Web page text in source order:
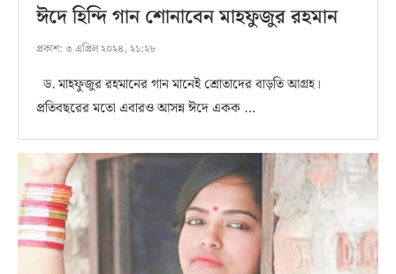
ঈদে হিন্দি গান শোনাবেন মাহফুজুর রহমান
প্রকাশ: ৩ এপ্রিল ২০২৪, ২১:২৮
ড. মাহফুজুর রহমানের গান মানেই শ্রোতাদের বাড়তি আগ্রহ।
প্রতিবছরের মতো এবারও আসন্ন ঈদে একক …